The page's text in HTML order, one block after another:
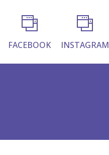
FACEBOOK INSTAGRAM